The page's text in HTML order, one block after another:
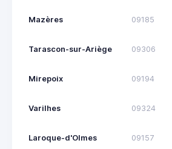
Mazères 09185
Tarascon-sur-Ariège 09306
Mirepoix 09194
Varilhes 09324
Laroque-d'Olmes 09157